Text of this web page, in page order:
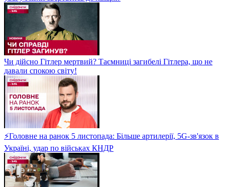
Чи дійсно Гітлер мертвий? Таємниці загибелі Гітлера, що не
давали спокою світу!
⚡Головне на ранок 5 листопада: Більше артилерії, 5G-зв'язок в
Україні, удар по військах КНДР